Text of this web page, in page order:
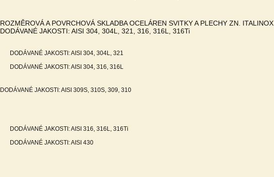
ROZMĚROVÁ A POVRCHOVÁ SKLADBA OCELÁREN SVITKY A PLECHY ZN. ITALINOX
DODÁVANÉ JAKOSTI: AISI 304, 304L, 321, 316, 316L, 316Ti
DODÁVANÉ JAKOSTI: AISI 304, 304L, 321
DODÁVANÉ JAKOSTI: AISI 304, 316, 316L
DODÁVANÉ JAKOSTI: AISI 309S, 310S, 309, 310
DODÁVANÉ JAKOSTI: AISI 316, 316L, 316Ti
DODÁVANÉ JAKOSTI: AISI 430